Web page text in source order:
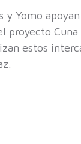
Yomo
proyecto Cuna
estos